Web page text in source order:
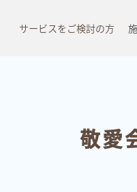
サービスをご検討の方
敬愛